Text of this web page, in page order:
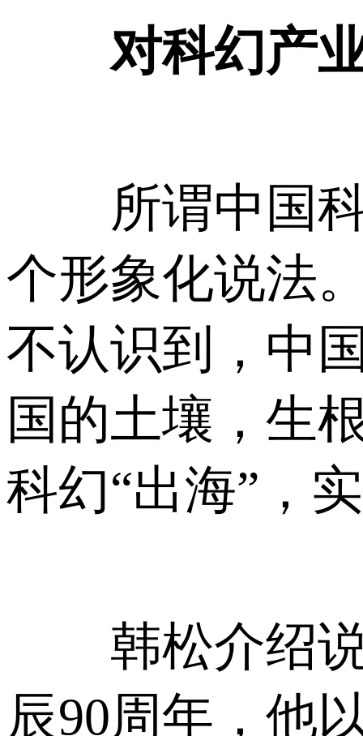
对科幻产
所谓中国科
个形象化说法
不认识到，中
国的土壤，生
科幻“出海”，
韩松介绍说
辰90周年，他